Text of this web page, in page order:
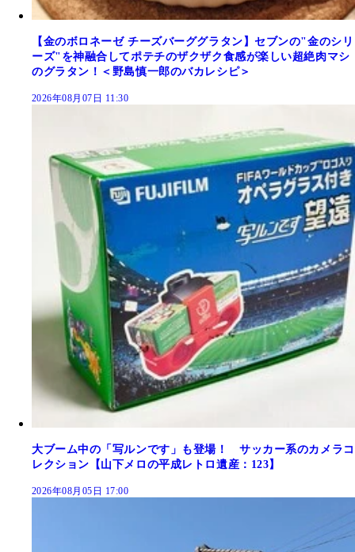
【金のボロネーゼ チーズバーググラタン】セブンの"金のシリ
ーズ"を神融合してポテチのザクザク食感が楽しい超絶肉マシ
のグラタン！＜野島慎一郎のバカレシピ＞
2026年08月07日 11:30
大ブーム中の「写ルンです」も登場！ サッカー系のカメラコ
レクション【山下メロの平成レトロ遺産：123】
2026年08月05日 17:00